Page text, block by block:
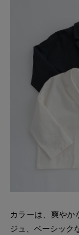
カラーは、爽や
ジュ、ベーシック